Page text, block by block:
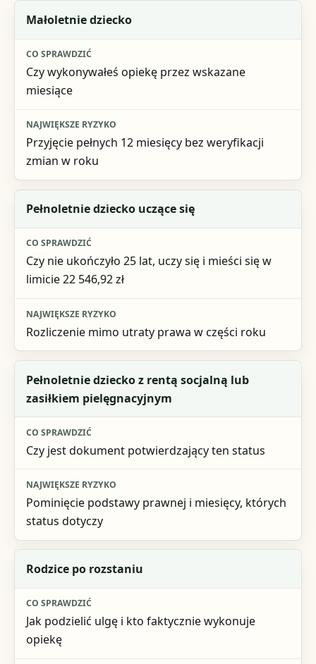
Sytuacja
Co sprawdzić
Największe ryzyko
Małoletnie dziecko
Czy wykonywałeś opiekę przez wskazane
miesiące
Przyjęcie pełnych 12 miesięcy bez weryfikacji
zmian w roku
Pełnoletnie dziecko uczące się
Czy nie ukończyło 25 lat, uczy się i mieści się w
limicie 22 546,92 zł
Rozliczenie mimo utraty prawa w części roku
Pełnoletnie dziecko z rentą socjalną lub
zasiłkiem pielęgnacyjnym
Czy jest dokument potwierdzający ten status
Pominięcie podstawy prawnej i miesięcy, których
status dotyczy
Rodzice po rozstaniu
Jak podzielić ulgę i kto faktycznie wykonuje
opiekę